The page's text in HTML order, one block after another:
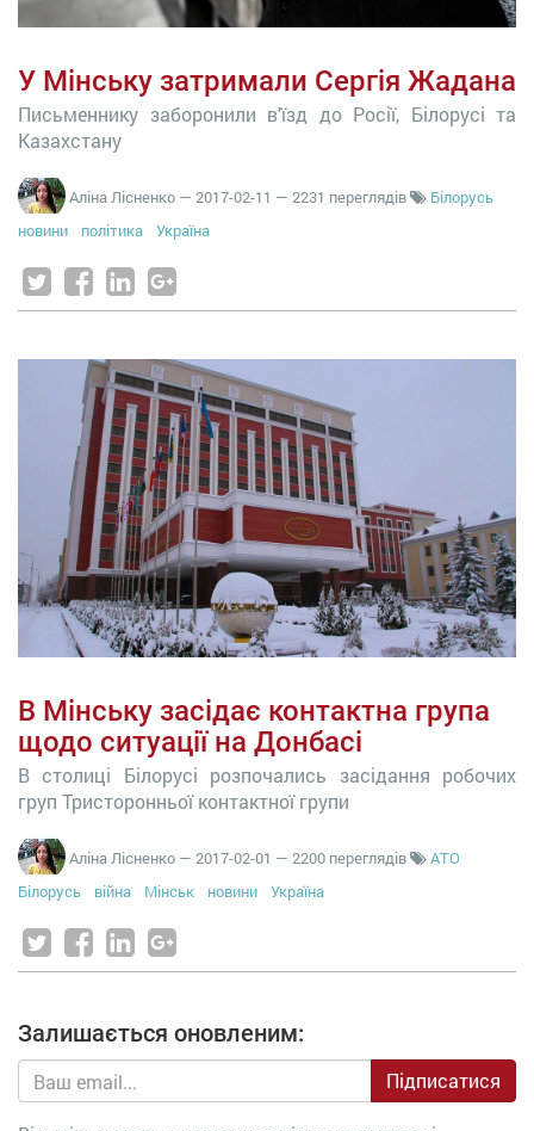
У Мінську затримали Сергія Жадана
Письменнику заборонили в'їзд до Росії, Білорусі та
Казахстану
Аліна Лісненко — 2017-02-11 — 2231 переглядів
Білорусь
новини
політика Україна
В Мінську засідає контактна група
щодо ситуації на Донбасі
В столиці Білорусі розпочались засідання робочих
груп Тристоронньої контактної групи
Аліна Лісненко — 2017-02-01 — 2200 переглядів
АТО
Білорусь
війна Мінськ новини Україна
Залишається оновленим:
Підписатися